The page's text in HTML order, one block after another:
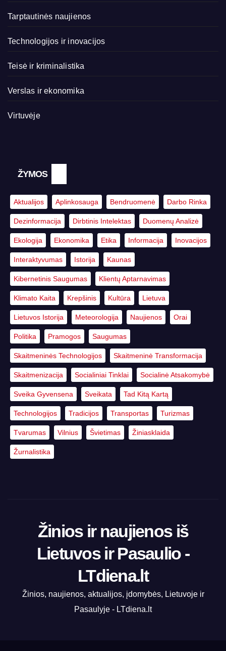
Tarptautinės naujienos
Technologijos ir inovacijos
Teisė ir kriminalistika
Verslas ir ekonomika
Virtuvėje
ŽYMOS
Aktualijos Aplinkosauga Bendruomenė Darbo Rinka
Dezinformacija Dirbtinis Intelektas Duomenų Analizė
Ekologija Ekonomika Etika Informacija Inovacijos
Interaktyvumas Istorija Kaunas
Kibernetinis Saugumas Klientų Aptarnavimas
Klimato Kaita Krepšinis Kultūra Lietuva
Lietuvos Istorija Meteorologija Naujienos Orai
Politika Pramogos Saugumas
Skaitmeninės Technologijos Skaitmeninė Transformacija
Skaitmenizacija Socialiniai Tinklai Socialinė Atsakomybė
Sveika Gyvensena Sveikata Tad Kitą Kartą
Technologijos Tradicijos Transportas Turizmas
Tvarumas Vilnius Švietimas Žiniasklaida
Žurnalistika
Žinios ir naujienos iš
Lietuvos ir Pasaulio -
LTdiena.lt
Žinios, naujienos, aktualijos, įdomybės, Lietuvoje ir
Pasaulyje - LTdiena.lt